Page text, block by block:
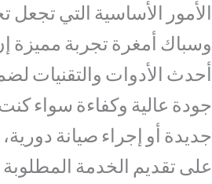
الأمور الأساسية التي
وسباك أمغرة تجربة مميزة
أحدث الأدوات والتقنيات
جودة عالية وكفاءة سواء
جديدة أو إجراء صيانة
على تقديم الخدمة